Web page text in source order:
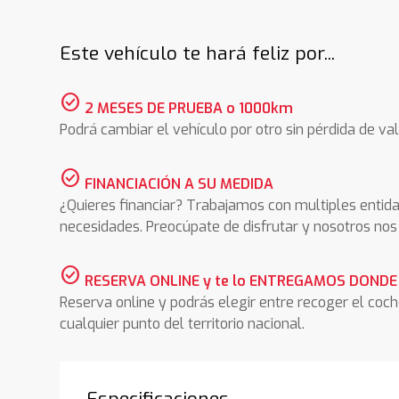
Este vehículo te hará feliz por...
check_circle 2 MESES DE PRUEBA o 1000km
Podrá cambiar el vehículo por otro sin pérdida de
check_circle FINANCIACIÓN A SU MEDIDA
¿Quieres financiar? Trabajamos con multiples
necesidades. Preocúpate de disfrutar y nosotros
check_circle RESERVA ONLINE y te lo ENTREGAMOS
Reserva online y podrás elegir entre recoger el
cualquier punto del territorio nacional.